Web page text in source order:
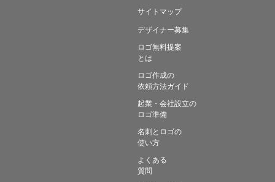
サイトマップ
デザイナー募集
ロゴ無料提案
とは
ロゴ作成の
依頼方法ガイド
起業・会社設立の
ロゴ準備
名刺とロゴの
使い方
よくある
質問